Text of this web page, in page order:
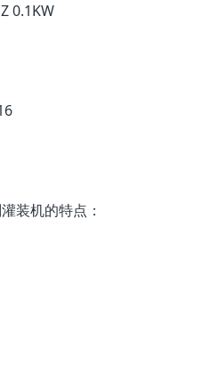
0.1KW
装机的特点：